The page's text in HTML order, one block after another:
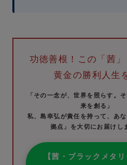
功徳善根！この「茜」
黄金の勝利人生
「その一念が、世界を照らす。
来を創る」
私、島幸弘が責任を持って、あ
拠点」を大切にお届けし
【茜・ブラックメタ